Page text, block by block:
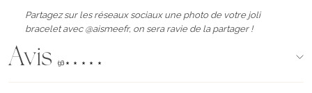
Partagez sur les réseaux sociaux une photo de votre joli
bracelet avec @aismeefr, on sera ravie de la partager !
Avis (96)